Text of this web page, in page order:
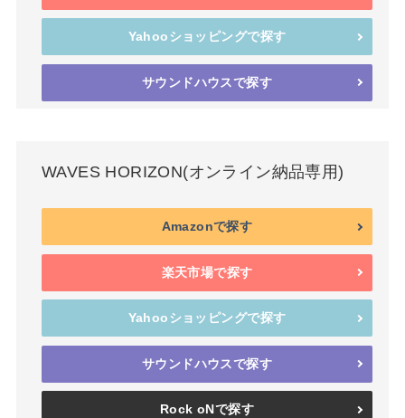
Yahooショッピングで探す
サウンドハウスで探す
WAVES HORIZON(オンライン納品専用)
Amazonで探す
楽天市場で探す
Yahooショッピングで探す
サウンドハウスで探す
Rock oNで探す